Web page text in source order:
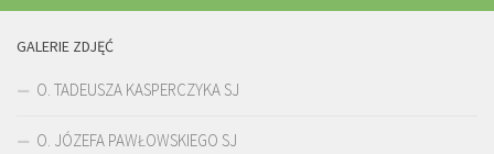
GALERIE ZDJĘĆ
O. TADEUSZA KASPERCZYKA SJ
O. JÓZEFA PAWŁOWSKIEGO SJ